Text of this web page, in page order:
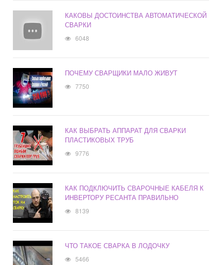
КАКОВЫ ДОСТОИНСТВА АВТОМАТИЧЕСКОЙ
СВАРКИ
6048
ПОЧЕМУ СВАРЩИКИ МАЛО ЖИВУТ
7750
КАК ВЫБРАТЬ АППАРАТ ДЛЯ СВАРКИ
ПЛАСТИКОВЫХ ТРУБ
9776
КАК ПОДКЛЮЧИТЬ СВАРОЧНЫЕ КАБЕЛЯ К
ИНВЕРТОРУ РЕСАНТА ПРАВИЛЬНО
8139
ЧТО ТАКОЕ СВАРКА В ЛОДОЧКУ
5466